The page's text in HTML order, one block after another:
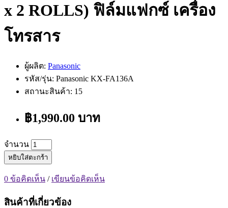
x 2 ROLLS) ฟิล์มแฟกซ์ เครื่อง
โทรสาร
ผู้ผลิต: Panasonic
รหัส/รุ่น: Panasonic KX-FA136A
สถานะสินค้า: 15
฿1,990.00 บาท
จำนวน
หยิบใส่ตะกร้า
0 ข้อคิดเห็น / เขียนข้อคิดเห็น
สินค้าที่เกี่ยวข้อง